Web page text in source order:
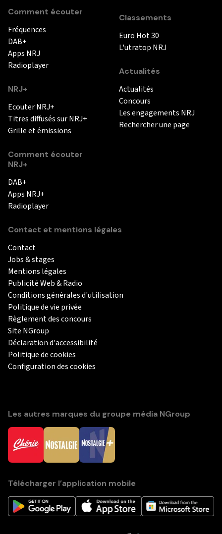
Comment écouter
Fréquences
DAB+
Apps NRJ
Radioplayer
NRJ+
Ecouter NRJ+
Titres diffusés sur NRJ+
Grille et émissions
Comment écouter
NRJ+
DAB+
Apps NRJ+
Radioplayer
Classements
Euro Hot 30
L'utratop NRJ
Actualités
Actualités
Concours
Les engagements NRJ
Rechercher une page
Contact et mentions légales
Contact
Jobs & stages
Mentions légales
Publicité Web & Radio
Conditions générales d'utilisation
Politique de vie privée
Règlement des concours
Site NGroup
Déclaration d'accessibilité
Politique de cookies
Configuration des cookies
Les autres marques du groupe média NGroup
Télécharger l’application mobile